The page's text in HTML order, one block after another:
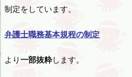
制定をしています。
弁護士職務基本規程の制定
より 一部抜粋します。